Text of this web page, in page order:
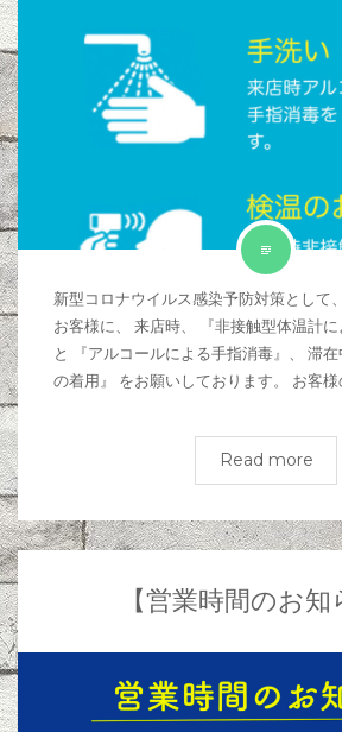
新型コロナウイルス感染予防対策として
お客様に、 来店時、 『非接触型体温計に
と 『アルコールによる手指消毒』、 滞
の着用』 をお願いしております。 お客様
Read more
【営業時間のお知